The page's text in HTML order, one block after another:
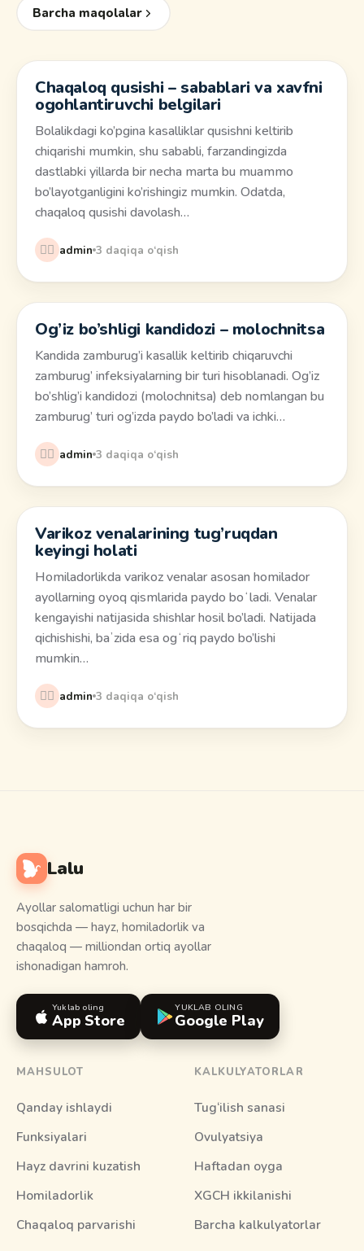
Barcha maqolalar
Salomatlik
Chaqaloq qusishi – sabablari va xavfni
ogohlantiruvchi belgilari
Bolalikdagi ko’pgina kasalliklar qusishni keltirib
chiqarishi mumkin, shu sababli, farzandingizda
dastlabki yillarda bir necha marta bu muammo
bo’layotganligini ko’rishingiz mumkin. Odatda,
chaqaloq qusishi davolash…
👩‍⚕️ admin 3 daqiqa o‘qish
Salomatlik
Og’iz bo’shligi kandidozi – molochnitsa
Kandida zamburug’i kasallik keltirib chiqaruvchi
zamburug’ infeksiyalarning bir turi hisoblanadi. Og’iz
bo’shlig’i kandidozi (molochnitsa) deb nomlangan bu
zamburug’ turi og’izda paydo bo’ladi va ichki…
👩‍⚕️ admin 3 daqiqa o‘qish
Salomatlik
Varikoz venalarining tug’ruqdan
keyingi holati
Homiladorlikda varikoz venalar asosan homilador
ayollarning oyoq qismlarida paydo boʻladi. Venalar
kengayishi natijasida shishlar hosil bo’ladi. Natijada
qichishishi, baʼzida esa ogʻriq paydo bo’lishi
mumkin…
👩‍⚕️ admin 3 daqiqa o‘qish
Lalu
Ayollar salomatligi uchun har bir
bosqichda — hayz, homiladorlik va
chaqaloq — milliondan ortiq ayollar
ishonadigan hamroh.
Yuklab oling
App Store
YUKLAB OLING
Google Play
MAHSULOT
Qanday ishlaydi
Funksiyalari
Hayz davrini kuzatish
Homiladorlik
Chaqaloq parvarishi
KALKULYATORLAR
Tug‘ilish sanasi
Ovulyatsiya
Haftadan oyga
XGCH ikkilanishi
Barcha kalkulyatorlar